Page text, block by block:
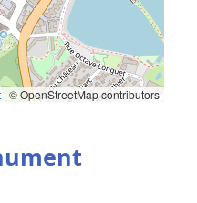
| © OpenStreetMap contributors